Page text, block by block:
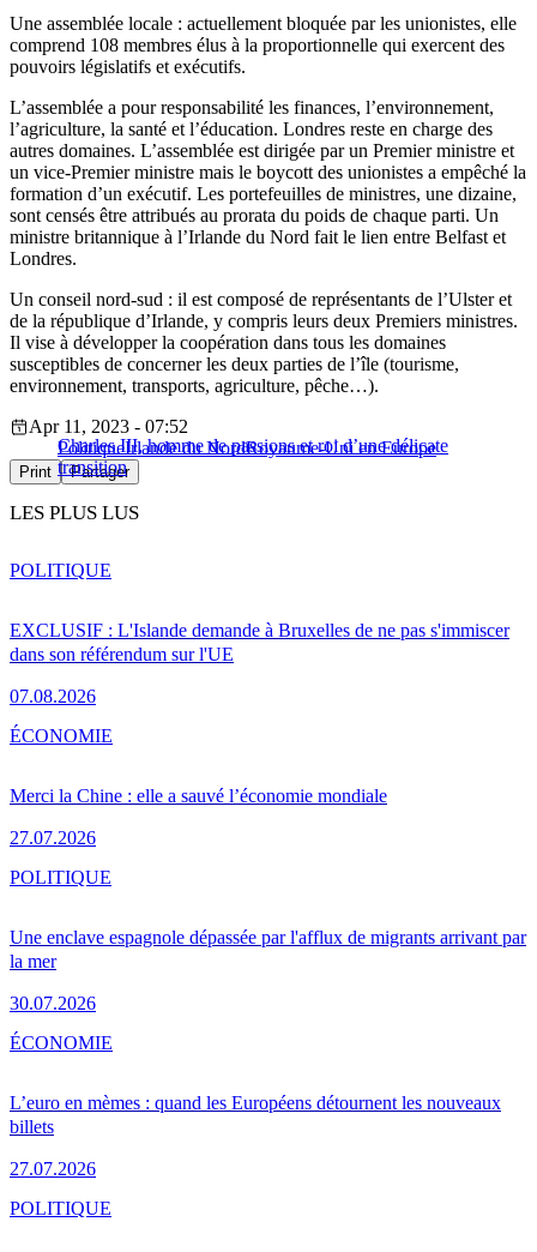
Une assemblée locale : actuellement bloquée par les unionistes, elle
comprend 108 membres élus à la proportionnelle qui exercent des
pouvoirs législatifs et exécutifs.
L’assemblée a pour responsabilité les finances, l’environnement,
l’agriculture, la santé et l’éducation. Londres reste en charge des
autres domaines. L’assemblée est dirigée par un Premier ministre et
un vice-Premier ministre mais le boycott des unionistes a empêché la
formation d’un exécutif. Les portefeuilles de ministres, une dizaine,
sont censés être attribués au prorata du poids de chaque parti. Un
ministre britannique à l’Irlande du Nord fait le lien entre Belfast et
Londres.
Un conseil nord-sud : il est composé de représentants de l’Ulster et
de la république d’Irlande, y compris leurs deux Premiers ministres.
Il vise à développer la coopération dans tous les domaines
susceptibles de concerner les deux parties de l’île (tourisme,
environnement, transports, agriculture, pêche…).
Charles III, homme de passions et roi d’une délicate
transition
Apr 11, 2023 - 07:52
PolitiqueIrlande du NordRoyaume-Uni en Europe
Print Partager
LES PLUS LUS
EXCLUSIF : L'Islande demande à Bruxelles de ne pas s'immiscer
dans son référendum sur l'UE
07.08.2026
POLITIQUE
Merci la Chine : elle a sauvé l’économie mondiale
27.07.2026
ÉCONOMIE
Une enclave espagnole dépassée par l'afflux de migrants arrivant par
la mer
30.07.2026
POLITIQUE
L’euro en mèmes : quand les Européens détournent les nouveaux
billets
27.07.2026
ÉCONOMIE
POLITIQUE